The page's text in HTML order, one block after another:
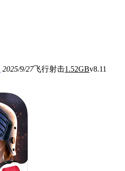
2025/9/27飞行射击1.52GBv8.11